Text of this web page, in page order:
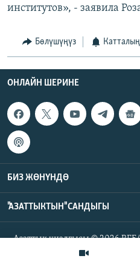
институтов», - заявила
Бөлүшүңүз
ОНЛАЙН ШЕРИНЕ
БИЗ ЖӨНҮНДӨ
"АЗАТТЫКТЫН" САНДЫГЫ
Азаттык үналгысы © 2026